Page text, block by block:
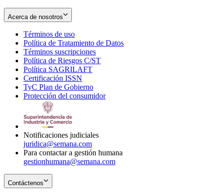
Acerca de nosotros
Términos de uso
in
new
window
Política de Tratamiento de Datos
Términos suscripciones
in
Política de Riesgos C/ST
Política SAGRILAFT
new
window
Certificación ISSN
in
new
TyC Plan de Gobierno
in
Protección del consumidorOpens
Notificaciones judiciales
juridica@semana.com
Para contactar a gestión humana
gestionhumana@semana.com
Contáctenos